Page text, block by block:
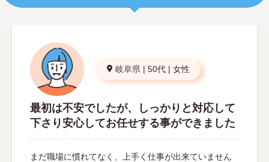
岐阜県 | 50代 | 女性
最初は不安でしたが、しっかりと対応して
下さり安心してお任せする事ができました
まだ職場に慣れてなく、上手く仕事が出来ていません